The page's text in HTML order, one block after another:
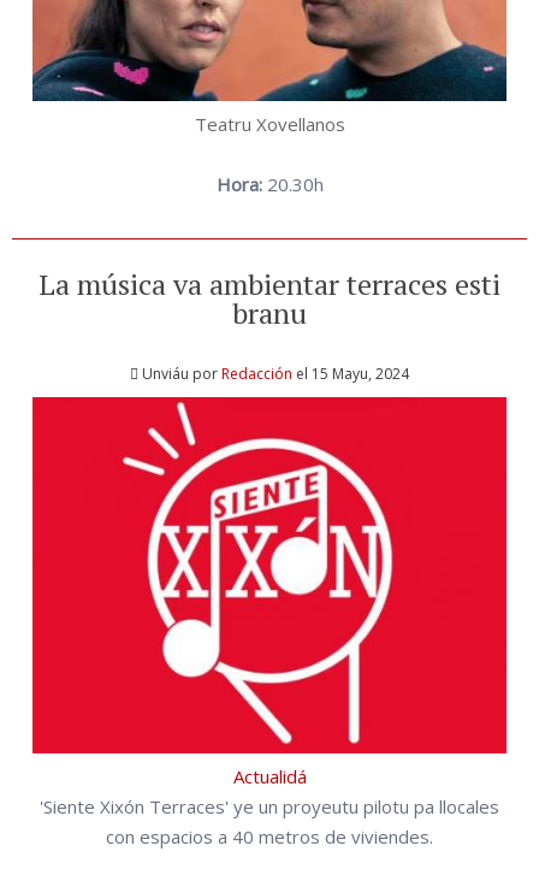
Teatru Xovellanos
Hora:20.30h
La música va ambientar terraces esti
branu
Unviáu porRedacción el 15 Mayu, 2024
Actualidá
'Siente Xixón Terraces' ye un proyeutu pilotu pa llocales
con espacios a 40 metros de viviendes.